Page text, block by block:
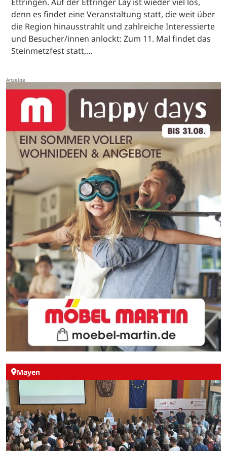
denn es findet eine Veranstaltung statt, die weit über
die Region hinausstrahlt und zahlreiche Interessierte
und Besucher/innen anlockt: Zum 11. Mal findet das
Steinmetzfest statt,…
Mayen